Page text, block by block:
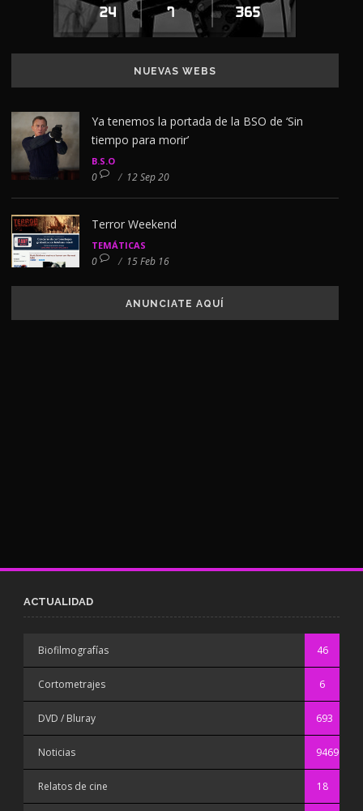
NUEVAS WEBS
Ya tenemos la portada de la BSO de ‘Sin
tiempo para morir’
B.S.O
0 / 12 Sep 20
Terror Weekend
TEMÁTICAS
0 / 15 Feb 16
ANUNCIATE AQUÍ
ACTUALIDAD
Biofilmografías 46
Cortometrajes 6
DVD / Bluray 693
Noticias 9469
Relatos de cine 18